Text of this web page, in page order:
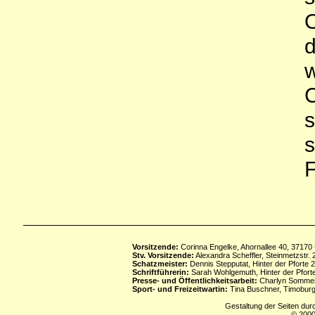
Vorsitzende: Corinna Engelke, Ahornallee 40,
Stv. Vorsitzende: Alexandra Scheffler, Steinmetzstr.
Schatzmeister: Dennis Stepputat, Hinter der Pforte
Schriftführerin: Sarah Wohlgemuth, Hinter der
Presse- und Öffentlichkeitsarbeit: Charlyn
Sport- und Freizeitwartin: Tina Buschner,
Gestaltung der Seiten